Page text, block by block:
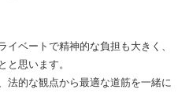
ベートで精神的な負担も大きく、
と思います。
法的な観点から最適な道筋を一緒に